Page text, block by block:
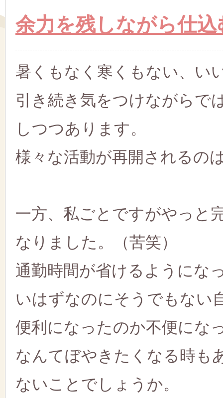
余力を残しながら仕込
暑くもなく寒くもない、い
引き続き気をつけながらで
しつつあります。
様々な活動が再開されるの
一方、私ごとですがやっと
なりました。（苦笑）
通勤時間が省けるようにな
いはずなのにそうでもない
便利になったのか不便にな
なんてぼやきたくなる時も
ないことでしょうか。